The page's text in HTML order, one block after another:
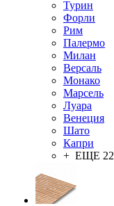
Турин
Форли
Рим
Палермо
Милан
Версаль
Монако
Марсель
Луара
Венеция
Шато
Капри
+ ЕЩЕ 22